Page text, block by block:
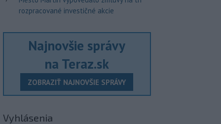
rozpracované investičné akcie
Najnovšie správy
na Teraz.sk
ZOBRAZIŤ NAJNOVŠIE SPRÁVY
Vyhlásenia